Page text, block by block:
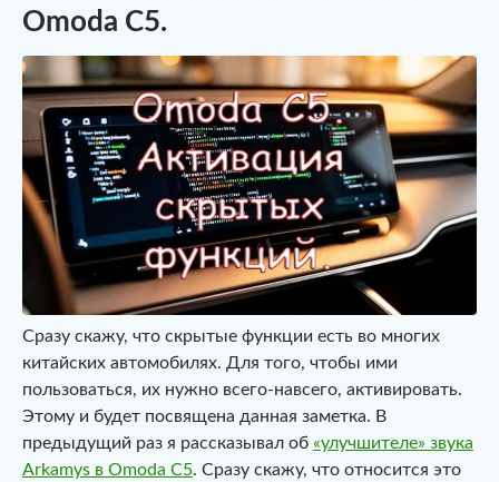
Omoda C5.
Сразу скажу, что скрытые функции есть во многих
китайских автомобилях. Для того, чтобы ими
пользоваться, их нужно всего-навсего, активировать.
Этому и будет посвящена данная заметка. В
предыдущий раз я рассказывал об «улучшителе» звука
Arkamys в Omoda C5. Сразу скажу, что относится это